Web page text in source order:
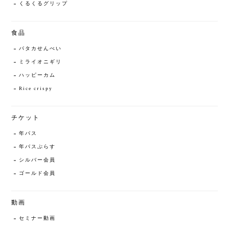
くるくるグリップ
食品
パタカせんべい
ミライオニギリ
ハッピーカム
Rice crispy
チケット
年パス
年パスぷらす
シルバー会員
ゴールド会員
動画
セミナー動画